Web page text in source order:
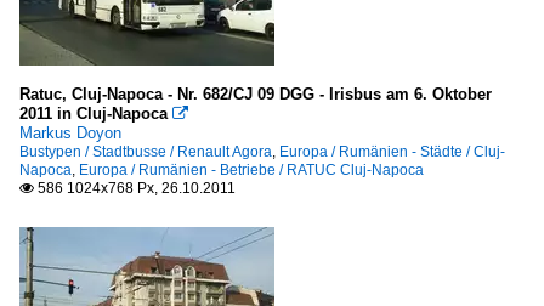
Ratuc, Cluj-Napoca - Nr. 682/CJ 09 DGG - Irisbus am 6. Oktober
2011 in Cluj-Napoca 
Markus Doyon
Bustypen / Stadtbusse / Renault Agora, Europa / Rumänien - Städte / Cluj-
Napoca, Europa / Rumänien - Betriebe / RATUC Cluj-Napoca
 586 1024x768 Px, 26.10.2011